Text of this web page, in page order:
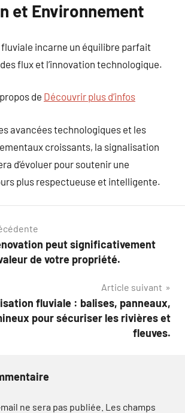
et Environnement
incarne un équilibre parfait
flux et l’innovation technologique.
de Découvrir plus d’infos
avancées technologiques et les
croissants, la signalisation
d’évoluer pour soutenir une
plus respectueuse et intelligente.
peut significativement
de votre propriété.
Article suivant
fluviale : balises, panneaux,
pour sécuriser les rivières et
fleuves.
ne sera pas publiée. Les champs